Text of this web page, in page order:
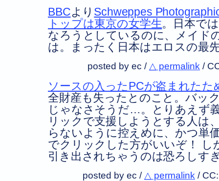
BBCより Schweppes
トップは東京の女学生。日本で
なろうとしているのに、メイド
は。まったく日本はエロスの最
posted by ec / △ permalink /
ソースの入ったPCが盗まれたた
全財産も失ったとのこと。バッ
じゃなさそうだ…。とりあえず
リックで支援しようとする人は
らないように控えめに、かつ単
でクリックした方がいいぞ！ し
引き出されちゃうのは恐ろしす
posted by ec / △ permalink /